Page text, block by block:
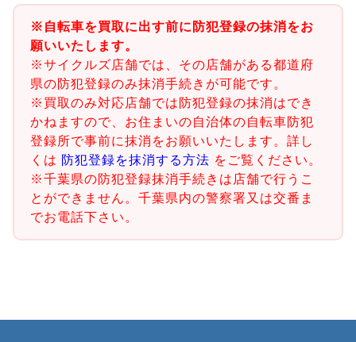
※自転車を買取に出す前に防犯登録の抹消をお
願いいたします。
※サイクルズ店舗では、その店舗がある都道府
県の防犯登録のみ抹消手続きが可能です。
※買取のみ対応店舗では防犯登録の抹消はでき
かねますので、お住まいの自治体の自転車防犯
登録所で事前に抹消をお願いいたします。詳し
くは 防犯登録を抹消する方法 をご覧ください。
※千葉県の防犯登録抹消手続きは店舗で行うこ
とができません。千葉県内の警察署又は交番ま
でお電話下さい。